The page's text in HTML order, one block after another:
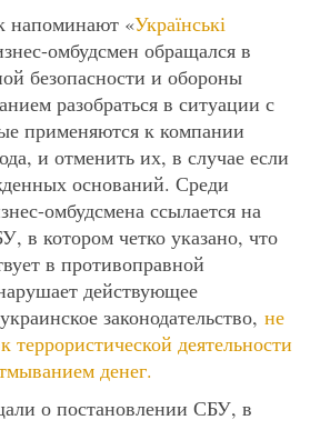
напоминают «Українські
омбудсмен обращался в
безопасности и обороны
разобраться в ситуации с
применяются к компании
и отменить их, в случае если
оснований. Среди
омбудсмена ссылается на
в котором четко указано, что
в противоправной
действующее
законодательство, не
деятельности
денег.
о постановлении СБУ, в